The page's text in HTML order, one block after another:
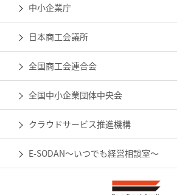
中小企業庁
日本商工会議所
全国商工会連合会
全国中小企業団体中央会
クラウドサービス推進機構
E-SODAN～いつでも経営相談室～